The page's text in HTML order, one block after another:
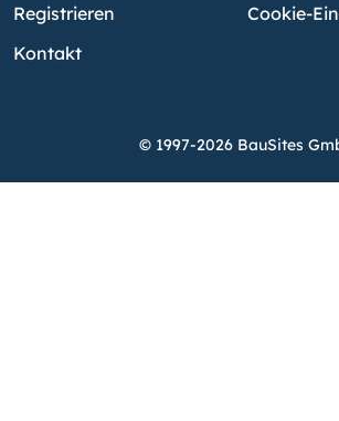
Registrieren
Kontakt
Cookie-
© 1997-2026 BauSites